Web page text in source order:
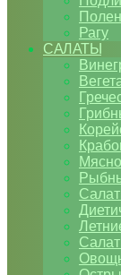
Рагу
САЛАТЫ